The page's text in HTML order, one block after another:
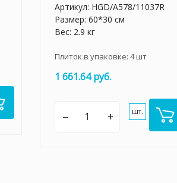
Артикул: HGD/A578/11037R
Размер: 60*30 см
Вес: 2.9 кг
Плиток в упаковке: 4шт
1 661.64 руб.
– + шт.